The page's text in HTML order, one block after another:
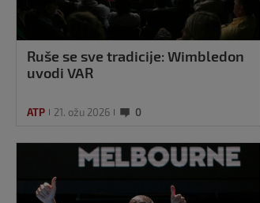
Ruše se sve tradicije: Wimbledon
uvodi VAR
ATP 21. ožu 2026 0